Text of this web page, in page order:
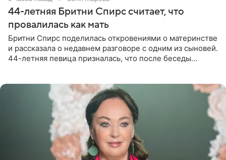
44-летняя Бритни Спирс считает, что
провалилась как мать
Бритни Спирс поделилась откровениями о материнстве
и рассказала о недавнем разговоре с одним из сыновей.
44-летняя певица призналась, что после беседы